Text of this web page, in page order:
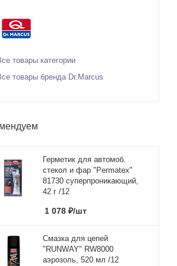
товары категории
товары бренда Dr.Marcus
Герметик для автомоб.
стекол и фар "Permatex"
81730 суперпроникающий,
42 г /12
1 078 ₽/шт
Смазка для цепей
"RUNWAY" RW8000
аэрозоль, 520 мл /12